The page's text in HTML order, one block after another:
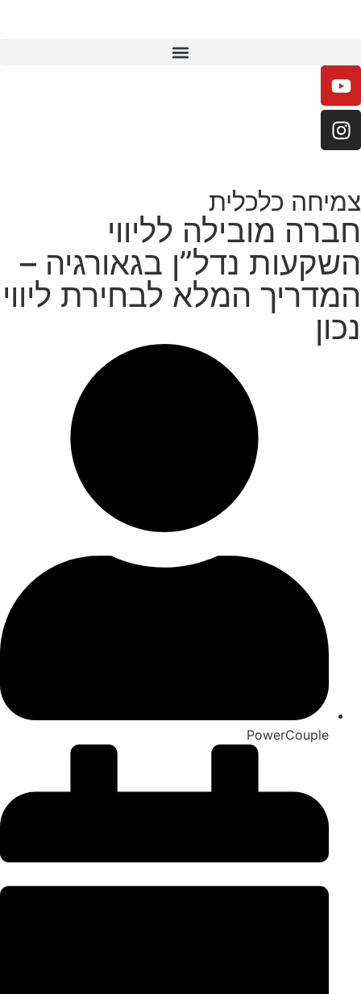
צמיחה כלכלית
חברה מובילה לליווי
השקעות נדל”ן בגאורגיה –
המדריך המלא לבחירת ליווי
נכון
PowerCouple